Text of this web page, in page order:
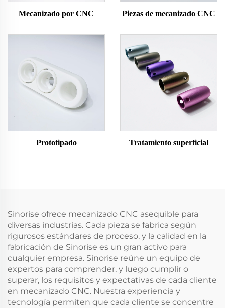
Mecanizado por CNC Piezas de mecanizado CNC
Prototipado Tratamiento superficial
Sinorise ofrece mecanizado CNC asequible para
diversas industrias. Cada pieza se fabrica según
rigurosos estándares de proceso, y la calidad en la
fabricación de Sinorise es un gran activo para
cualquier empresa. Sinorise reúne un equipo de
expertos para comprender, y luego cumplir o
superar, los requisitos y expectativas de cada cliente
en mecanizado CNC. Nuestra experiencia y
tecnología permiten que cada cliente se concentre